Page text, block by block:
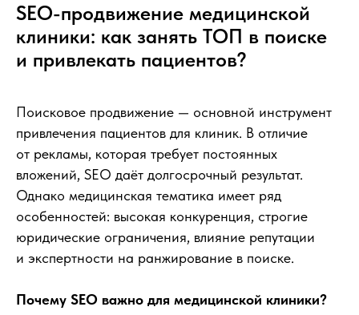
SEO-продвижение медицинской
клиники: как занять ТОП в поиске
и привлекать пациентов?
Поисковое продвижение — основной инструмент
привлечения пациентов для клиник. В отличие
от рекламы, которая требует постоянных
вложений, SEO даёт долгосрочный результат.
Однако медицинская тематика имеет ряд
особенностей: высокая конкуренция, строгие
юридические ограничения, влияние репутации
и экспертности на ранжирование в поиске.
Почему SEO важно для медицинской клиники?